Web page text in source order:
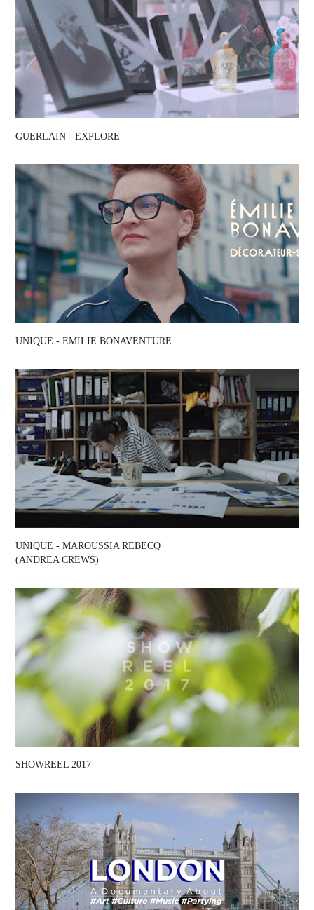
GUERLAIN - EXPLORE
UNIQUE - EMILIE BONAVENTURE
UNIQUE - MAROUSSIA REBECQ
(ANDREA CREWS)
SHOWREEL 2017